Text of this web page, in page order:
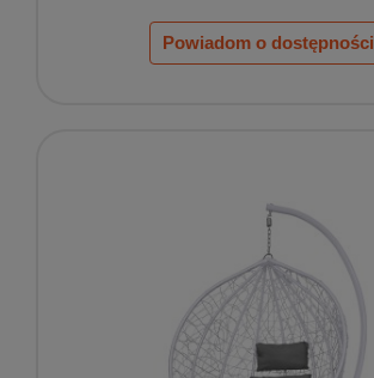
Powiadom o dostępności